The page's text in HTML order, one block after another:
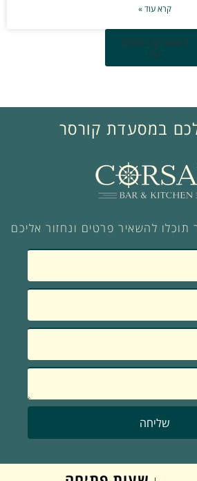
קרא עוד »
למאמרים נוספים
במסעדת קורסר
להשאיר פרטים ונחזור אליכם
שליחה